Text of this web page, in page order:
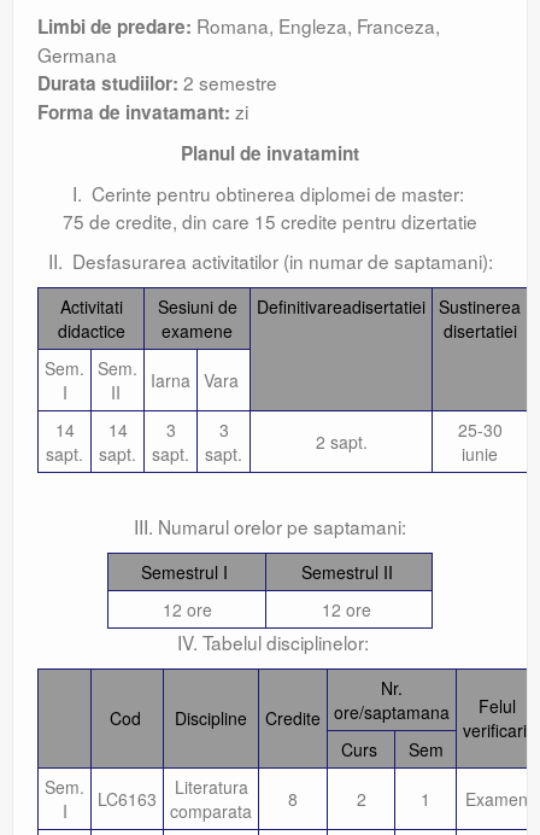
Limbi de predare: Romana, Engleza, Franceza,
Germana
Durata studiilor: 2 semestre
Forma de invatamant: zi
Planul de invatamint
I. Cerinte pentru obtinerea diplomei de master:
75 de credite, din care 15 credite pentru dizertatie
II. Desfasurarea activitatilor (in numar de saptamani):
Activitati
didactice
Sesiuni de
examene
Definitivareadisertatiei Sustinerea
disertatiei
Sem.
I
Sem.
II
Iarna Vara
14
sapt.
14
sapt.
3
sapt.
3
sapt.
2 sapt.
25-30
iunie
III. Numarul orelor pe saptamani:
Semestrul I
Semestrul II
12 ore
12 ore
IV. Tabelul disciplinelor:
Cod Discipline Credite
Nr.
ore/saptamana
Felul
verificarii
Curs
Sem
Sem.
I
LC6163
Literatura
comparata
8 2 1 Examen